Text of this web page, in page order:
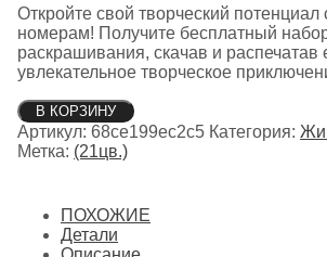
Откройте свой творческий
номерам! Получите бесплатный
раскрашивания, скачав и распечатав
увлекательное творческое
Количество
товара
Кошка
В КОРЗИНУ
Артикул: 68ce199ec2c5 Категория:
Метка: (21цв.)
ПОХОЖИЕ
Детали